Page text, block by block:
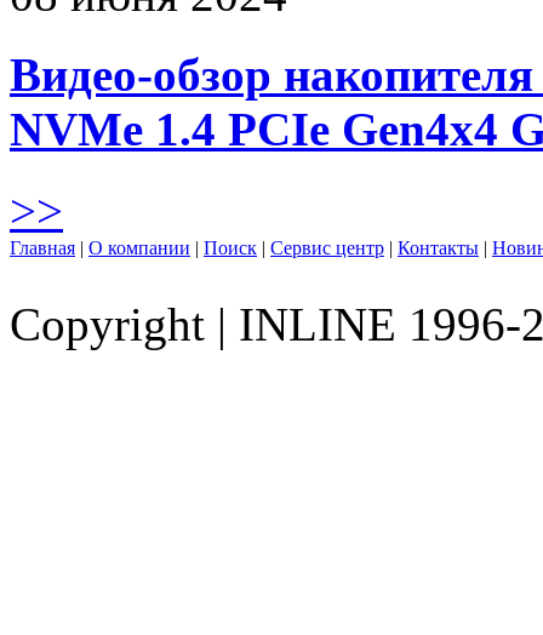
Видео-обзор
NVMe 1.4 PCIe Gen4х4
>>
Главная | О компании | Поиск | Сервис центр | Контакты |
Copyright | INLINE 1996-